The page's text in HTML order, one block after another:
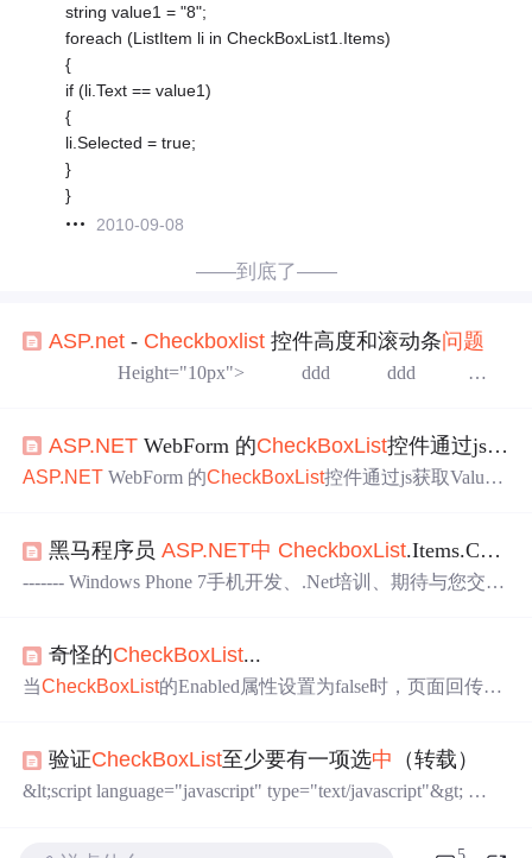
string value1 = "8";
foreach (ListItem li in CheckBoxList1.Items)
{
if (li.Text == value1)
{
li.Selected = true;
}
}
2010-09-08
——到底了——
ASP.net - Checkboxlist 控件高度和滚动条问题
Height="10px"> ddd ddd
ASP.NET WebForm 的CheckBoxList控件通过js获取Value值
ASP.NET WebForm 的CheckBoxList控件通过js获取Value
写表单信息，然后保存到datagrid中。需要通过js获取Chec
kBoxList的值然后保存到列表中 CheckBoxList控件的数
黑马程序员ASP.NET中 CheckboxList.Items.Count=0的解决办法
------- Windows Phone 7手机开发、.Net培训、期待与您交
奇怪的CheckBoxList...
当CheckBoxList的Enabled属性设置为false时，页面回传后
sabledctrlsState.aspx.cs"AutoEventWireup="false"Inherits="We
bApplicati...
验证CheckBoxList至少要有一项选中 （转载）
&lt;script language="javascript" type="text/javascript"&gt;